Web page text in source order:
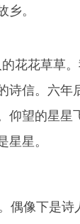
乡。
花花草草。
诗信。六年
仰望的星星
星星。
偶像下是诗